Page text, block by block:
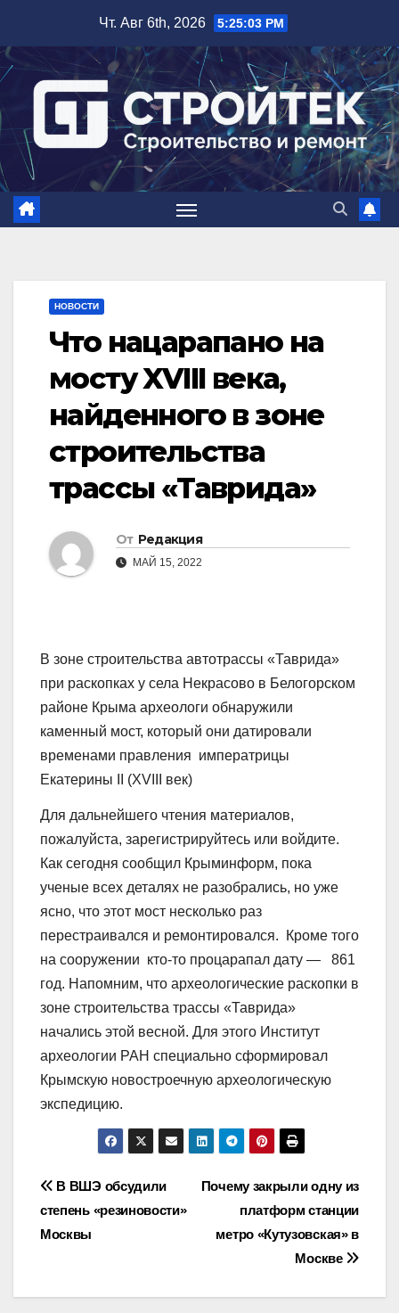
содержимому
Чт. Авг 6th, 2026 5:25:04 PM
НОВОСТИ
Что нацарапано на
мосту XVIII века,
найденного в зоне
строительства
трассы «Таврида»
От Редакция
МАЙ 15, 2022
В зоне строительства автотрассы «Таврида»
при раскопках у села Некрасово в Белогорском
районе Крыма археологи обнаружили
каменный мост, который они датировали
временами правления императрицы
Екатерины II (XVIII век)
Для дальнейшего чтения материалов,
пожалуйста, зарегистрируйтесь или войдите.
Как сегодня сообщил Крыминформ, пока
ученые всех деталях не разобрались, но уже
ясно, что этот мост несколько раз
перестраивался и ремонтировался. Кроме того
на сооружении кто-то процарапал дату — 861
год. Напомним, что археологические раскопки в
зоне строительства трассы «Таврида»
начались этой весной. Для этого Институт
археологии РАН специально сформировал
Крымскую новостроечную археологическую
экспедицию.
Навигация
по
Почему закрыли одну из
платформ станции
метро «Кутузовская» в
Москве
В ВШЭ обсудили
степень «резиновости»
Москвы